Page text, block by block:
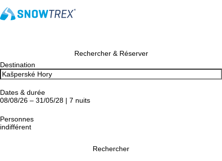
Rechercher & Réserver
Destination
Dates & durée
08/08/26 – 31/05/28 | 7 nuits
Personnes
indifférent
Rechercher